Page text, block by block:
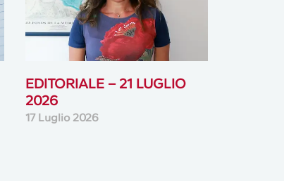
EDITORIALE – 21 LUGLIO
2026
17 Luglio 2026